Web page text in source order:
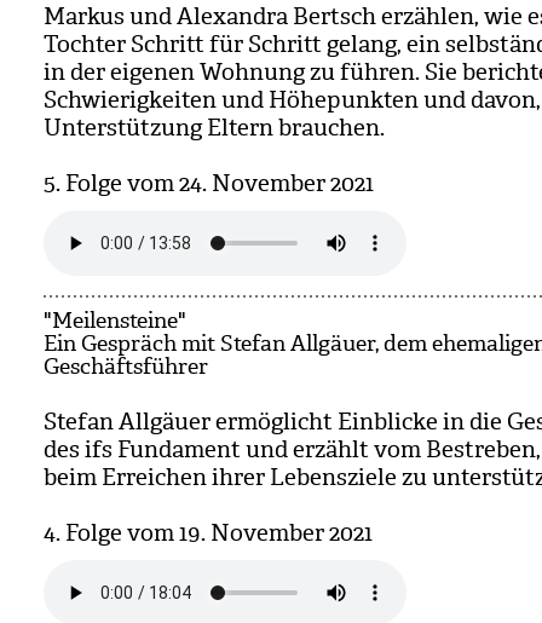
Mar­kus und Alex­an­dra Bertsch erzäh­len, wie
Toch­ter Schritt für Schritt gelang, ein
in der eige­nen Woh­nung zu füh­ren. Sie
Schwie­rig­kei­ten und Höhe­punk­ten und
Unter­stüt­zung Eltern brau­chen.
5. Folge vom 24. Novem­ber 2021
"Meilensteine"
Ein Gespräch mit Stefan Allgäuer, dem
Geschäftsführer
Ste­fan All­gäuer ermög­licht Ein­bli­cke in die
des ifs Fun­da­ment und erzählt vom
beim Errei­chen ihrer Lebens­ziele zu
4. Folge vom 19. Novem­ber 2021